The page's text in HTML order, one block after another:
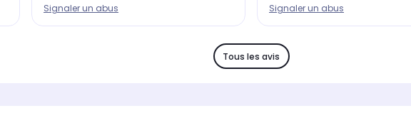
Signaler un abus Signaler un abus
Tous les avis